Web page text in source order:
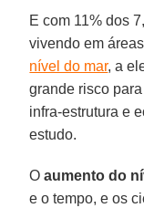
E com 11% dos
vivendo em
nível do mar, a
grande risco
infra-estrutura e
estudo.
Oaumento do
e o tempo, e os